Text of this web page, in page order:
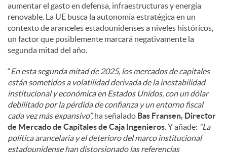
aumentar el gasto en defensa, infraestructuras y energía
renovable. La UE busca la autonomía estratégica en un
contexto de aranceles estadounidenses a niveles históricos,
un factor que posiblemente marcará negativamente la
segunda mitad del año.
“En esta segunda mitad de 2025, los mercados de capitales
están sometidos a volatilidad derivada de la inestabilidad
institucional y económica en Estados Unidos, con un dólar
debilitado por la pérdida de confianza y un entorno fiscal
cada vez más expansivo”,ha señalado Bas Fransen, Director
de Mercado de Capitales de Caja Ingenieros . Y añade: “La
política arancelaria y el deterioro del marco institucional
estadounidense han distorsionado las referencias